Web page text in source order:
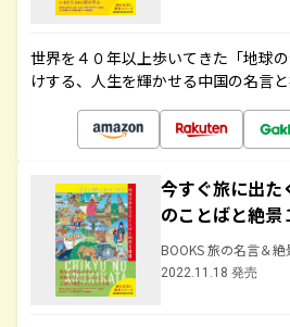
世界を４０年以上歩いてきた「地球
けする、人生を輝かせる中国の名言
今すぐ旅に出た
のことばと絶景
BOOKS 旅の名言＆絶
2022.11.18 発売